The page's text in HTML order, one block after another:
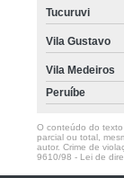
Tucuruvi
Vila Gustavo
Vila Medeiros
Peruíbe
O conteúdo do
parcial ou total,
autor. Crime de
9610/98 - Lei de